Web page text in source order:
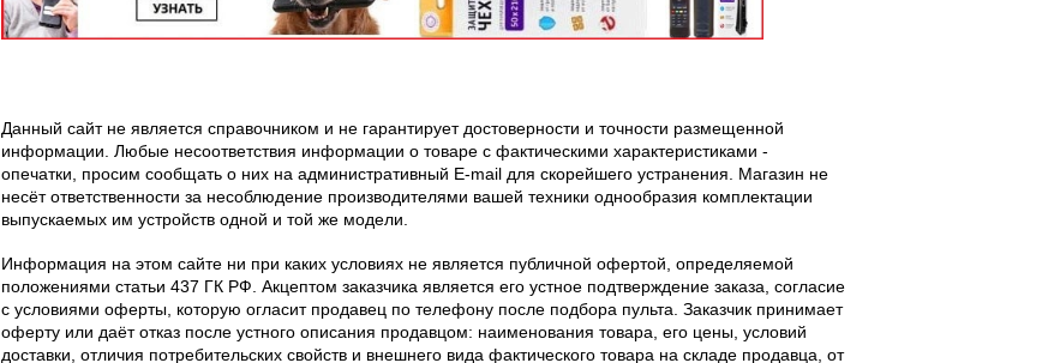
Данный сайт не является справочником и не гарантирует достоверности и точности размещенной
информации. Любые несоответствия информации о товаре с фактическими характеристиками -
опечатки, просим сообщать о них на административный E-mail для скорейшего устранения. Магазин не
несёт ответственности за несоблюдение производителями вашей техники однообразия комплектации
выпускаемых им устройств одной и той же модели.
Информация на этом сайте ни при каких условиях не является публичной офертой, определяемой
положениями статьи 437 ГК РФ. Акцептом заказчика является его устное подтверждение заказа, согласие
с условиями оферты, которую огласит продавец по телефону после подбора пульта. Заказчик принимает
оферту или даёт отказ после устного описания продавцом: наименования товара, его цены, условий
доставки, отличия потребительских свойств и внешнего вида фактического товара на складе продавца, от